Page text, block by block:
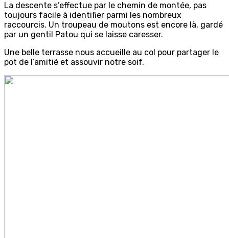
La descente s’effectue par le chemin de montée, pas
toujours facile à identifier parmi les nombreux
raccourcis. Un troupeau de moutons est encore là, gardé
par un gentil Patou qui se laisse caresser.
Une belle terrasse nous accueille au col pour partager le
pot de l’amitié et assouvir notre soif.